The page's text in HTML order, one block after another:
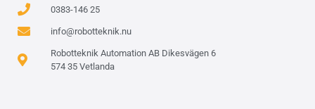
0383-146 25
info@robotteknik.nu
Robotteknik Automation AB Dikesvägen 6
574 35 Vetlanda